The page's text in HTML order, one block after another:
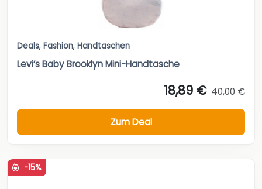
Deals, Fashion, Handtaschen
Levi’s Baby Brooklyn Mini-Handtasche
18,89 € 40,00 €
Zum Deal
-15%